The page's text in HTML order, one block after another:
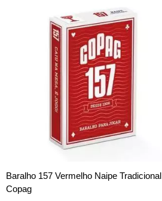
Baralho 157 Vermelho Naipe Tradicional
Copag